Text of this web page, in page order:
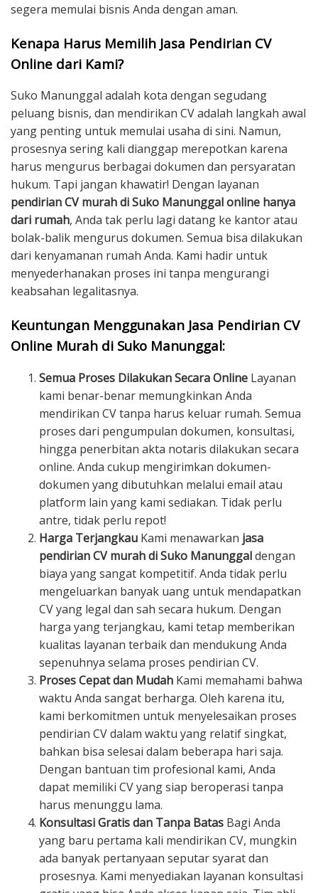
segera memulai bisnis Anda dengan aman.
Kenapa Harus Memilih Jasa Pendirian CV
Online dari Kami?
Suko Manunggal adalah kota dengan segudang
peluang bisnis, dan mendirikan CV adalah langkah awal
yang penting untuk memulai usaha di sini. Namun,
prosesnya sering kali dianggap merepotkan karena
harus mengurus berbagai dokumen dan persyaratan
hukum. Tapi jangan khawatir! Dengan layanan
pendirian CV murah di Suko Manunggal online hanya
dari rumah, Anda tak perlu lagi datang ke kantor atau
bolak-balik mengurus dokumen. Semua bisa dilakukan
dari kenyamanan rumah Anda. Kami hadir untuk
menyederhanakan proses ini tanpa mengurangi
keabsahan legalitasnya.
Keuntungan Menggunakan Jasa Pendirian CV
Online Murah di Suko Manunggal:
Semua Proses Dilakukan Secara Online Layanan
kami benar-benar memungkinkan Anda
mendirikan CV tanpa harus keluar rumah. Semua
proses dari pengumpulan dokumen, konsultasi,
hingga penerbitan akta notaris dilakukan secara
online. Anda cukup mengirimkan dokumen-
dokumen yang dibutuhkan melalui email atau
platform lain yang kami sediakan. Tidak perlu
antre, tidak perlu repot!
Harga Terjangkau Kami menawarkan jasa
pendirian CV murah di Suko Manunggaldengan
biaya yang sangat kompetitif. Anda tidak perlu
mengeluarkan banyak uang untuk mendapatkan
CV yang legal dan sah secara hukum. Dengan
harga yang terjangkau, kami tetap memberikan
kualitas layanan terbaik dan mendukung Anda
sepenuhnya selama proses pendirian CV.
Proses Cepat dan Mudah Kami memahami bahwa
waktu Anda sangat berharga. Oleh karena itu,
kami berkomitmen untuk menyelesaikan proses
pendirian CV dalam waktu yang relatif singkat,
bahkan bisa selesai dalam beberapa hari saja.
Dengan bantuan tim profesional kami, Anda
dapat memiliki CV yang siap beroperasi tanpa
harus menunggu lama.
Konsultasi Gratis dan Tanpa Batas Bagi Anda
yang baru pertama kali mendirikan CV, mungkin
ada banyak pertanyaan seputar syarat dan
prosesnya. Kami menyediakan layanan konsultasi